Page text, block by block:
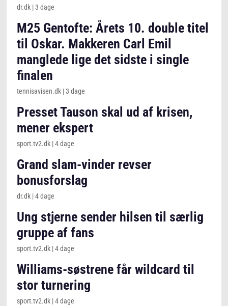
dr.dk |3 dage
M25 Gentofte: Årets 10. double titel
til Oskar. Makkeren Carl Emil
manglede lige det sidste i single
finalen
tennisavisen.dk |3 dage
Presset Tauson skal ud af krisen,
mener ekspert
sport.tv2.dk |4 dage
Grand slam-vinder revser
bonusforslag
dr.dk |4 dage
Ung stjerne sender hilsen til særlig
gruppe af fans
sport.tv2.dk |4 dage
Williams-søstrene får wildcard til
stor turnering
sport.tv2.dk |4 dage